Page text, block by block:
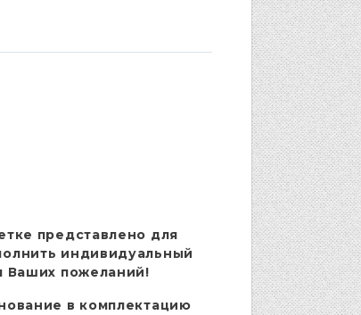
представлено для
индивидуальный
Ваших пожеланий!
в комплектацию